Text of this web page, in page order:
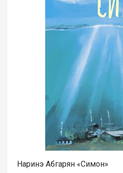
Наринэ Абгарян «Симон»